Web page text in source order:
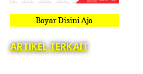
Bayar Disini Aja
ARTIKEL TERKAIT